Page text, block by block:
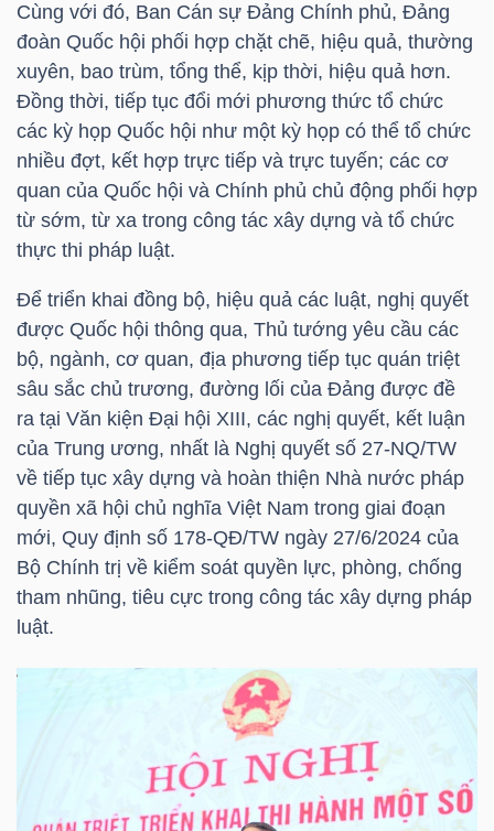
Cùng với đó, Ban Cán sự Đảng Chính phủ, Đảng
đoàn Quốc hội phối hợp chặt chẽ, hiệu quả, thường
xuyên, bao trùm, tổng thể, kịp thời, hiệu quả hơn.
Đồng thời, tiếp tục đổi mới phương thức tổ chức
các kỳ họp Quốc hội như một kỳ họp có thể tổ chức
nhiều đợt, kết hợp trực tiếp và trực tuyến; các cơ
quan của Quốc hội và Chính phủ chủ động phối hợp
từ sớm, từ xa trong công tác xây dựng và tổ chức
thực thi pháp luật.
Để triển khai đồng bộ, hiệu quả các luật, nghị quyết
được Quốc hội thông qua, Thủ tướng yêu cầu các
bộ, ngành, cơ quan, địa phương tiếp tục quán triệt
sâu sắc chủ trương, đường lối của Đảng được đề
ra tại Văn kiện Đại hội XIII, các nghị quyết, kết luận
của Trung ương, nhất là Nghị quyết số 27-NQ/TW
về tiếp tục xây dựng và hoàn thiện Nhà nước pháp
quyền xã hội chủ nghĩa Việt Nam trong giai đoạn
mới, Quy định số 178-QĐ/TW ngày 27/6/2024 của
Bộ Chính trị về kiểm soát quyền lực, phòng, chống
tham nhũng, tiêu cực trong công tác xây dựng pháp
luật.
tức
(-)
Bài
viết
của
tác
giả
Báo
cáo
phân
tích
(-)
Thuật
ngữ
(-)
Dịch